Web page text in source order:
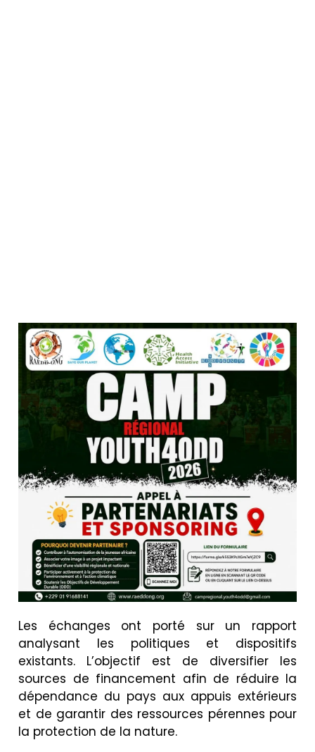
Les échanges ont porté sur un rapport
analysant les politiques et dispositifs
existants. L’objectif est de diversifier les
sources de financement afin de réduire la
dépendance du pays aux appuis extérieurs
et de garantir des ressources pérennes pour
la protection de la nature.